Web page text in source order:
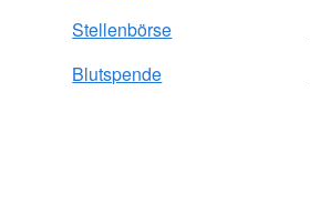
Stellenbörse
Blutspende